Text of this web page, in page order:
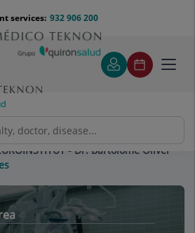
932 906 200
services:
- Dr. Bartolomé Oliver